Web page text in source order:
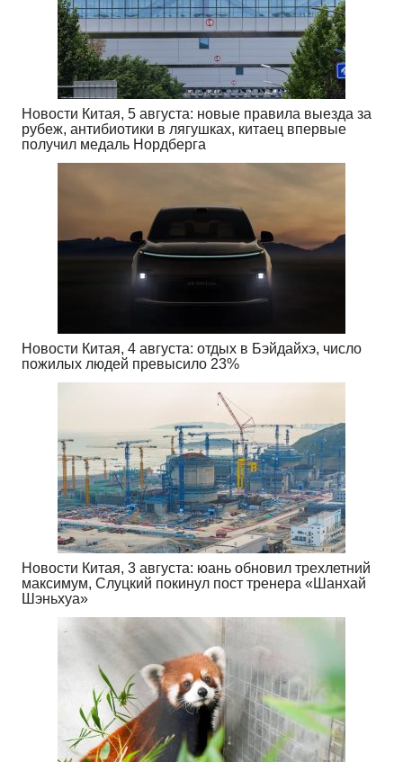
Новости Китая, 5 августа: новые правила выезда за
рубеж, антибиотики в лягушках, китаец впервые
получил медаль Нордберга
Новости Китая, 4 августа: отдых в Бэйдайхэ, число
пожилых людей превысило 23%
Новости Китая, 3 августа: юань обновил трехлетний
максимум, Слуцкий покинул пост тренера «Шанхай
Шэньхуа»